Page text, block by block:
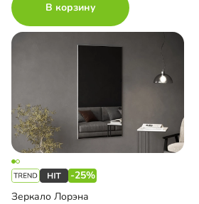
В корзину
-25%
Зеркало Лорэна